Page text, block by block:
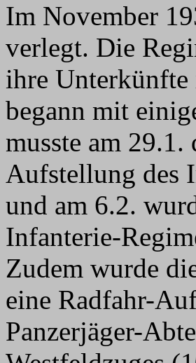
Im November
verlegt. Die
ihre Unterkünfte
begann mit
musste am
Aufstellung des
und am 6.2.
Infanterie-
Zudem wurde
eine Radfahr-
Panzerjäger-